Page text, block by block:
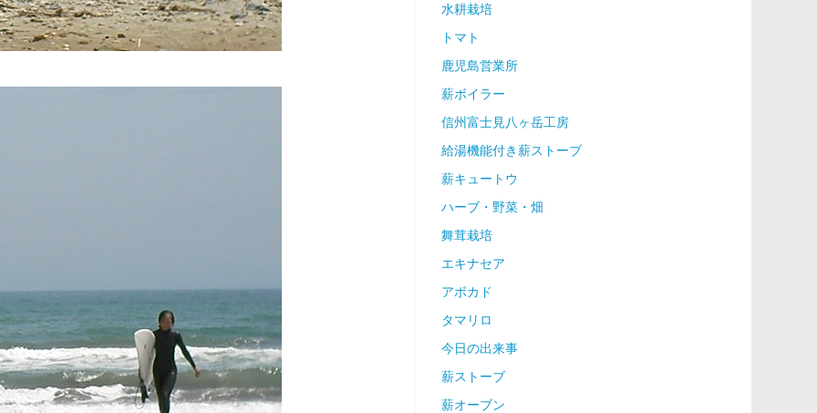
水耕栽培
トマト
鹿児島営業所
薪ボイラー
信州富士見八ヶ岳工房
給湯機能付き薪ストーブ
薪キュートウ
ハーブ・野菜・畑
舞茸栽培
エキナセア
アボカド
タマリロ
今日の出来事
薪ストーブ
薪オーブン